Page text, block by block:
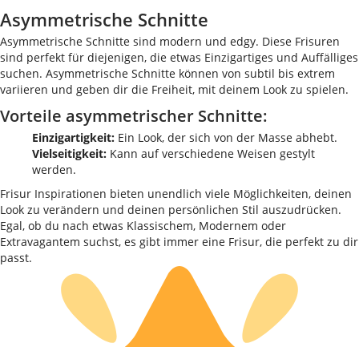
Asymmetrische Schnitte
Asymmetrische Schnitte sind modern und edgy. Diese Frisuren
sind perfekt für diejenigen, die etwas Einzigartiges und Auffälliges
suchen. Asymmetrische Schnitte können von subtil bis extrem
variieren und geben dir die Freiheit, mit deinem Look zu spielen.
Vorteile asymmetrischer Schnitte:
Einzigartigkeit: Ein Look, der sich von der Masse abhebt.
Vielseitigkeit: Kann auf verschiedene Weisen gestylt
werden.
Frisur Inspirationen bieten unendlich viele Möglichkeiten, deinen
Look zu verändern und deinen persönlichen Stil auszudrücken.
Egal, ob du nach etwas Klassischem, Modernem oder
Extravagantem suchst, es gibt immer eine Frisur, die perfekt zu dir
passt.